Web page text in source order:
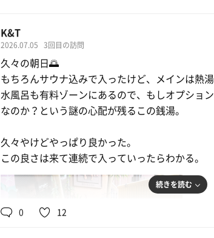
K&T
2026.07.05 3回目の訪問
久々の朝日🌅
もちろんサウナ込みで入ったけど、メインは熱湯
水風呂も有料ゾーンにあるので、もしオプショ
なのか？という謎の心配が残るこの銭湯。
久々やけどやっぱり良かった。
この良さは来て連続で入っていったらわかる。
続きを読む
0 12